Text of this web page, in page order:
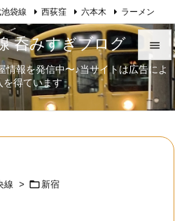
呑みすぎブログ
報を発信中〜♪当サイトは広告によ
を得ています


メニュ

袋線 西荻窪 六本木 ラーメン
RSS Feedly
線 >  新宿